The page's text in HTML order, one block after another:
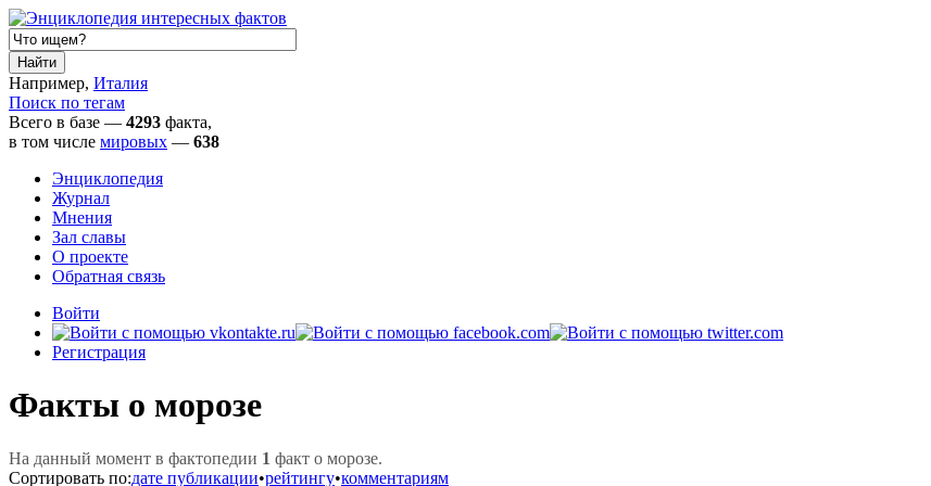
Например, Италия
Поиск по тегам
Всего в базе — 4293 факта,
в том числе мировых — 638
Энциклопедия
Журнал
Мнения
Зал славы
О проекте
Обратная связь
Войти
Регистрация
Факты о морозе
На данный момент в фактопедии 1 факт о морозе.
Сортировать по:дате публикации•рейтингу•комментариям